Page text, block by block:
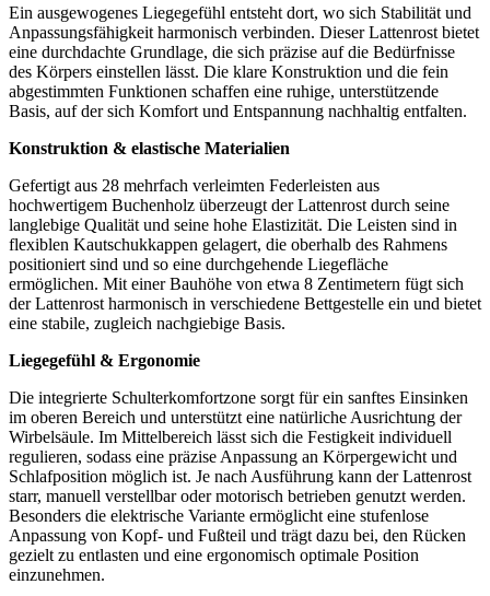
Ein ausgewogenes Liegegefühl entsteht dort, wo sich Stabilität und
Anpassungsfähigkeit harmonisch verbinden. Dieser Lattenrost bietet
eine durchdachte Grundlage, die sich präzise auf die Bedürfnisse
des Körpers einstellen lässt. Die klare Konstruktion und die fein
abgestimmten Funktionen schaffen eine ruhige, unterstützende
Basis, auf der sich Komfort und Entspannung nachhaltig entfalten.
Konstruktion & elastische Materialien
Gefertigt aus 28 mehrfach verleimten Federleisten aus
hochwertigem Buchenholz überzeugt der Lattenrost durch seine
langlebige Qualität und seine hohe Elastizität. Die Leisten sind in
flexiblen Kautschukkappen gelagert, die oberhalb des Rahmens
positioniert sind und so eine durchgehende Liegefläche
ermöglichen. Mit einer Bauhöhe von etwa 8 Zentimetern fügt sich
der Lattenrost harmonisch in verschiedene Bettgestelle ein und bietet
eine stabile, zugleich nachgiebige Basis.
Liegegefühl & Ergonomie
Die integrierte Schulterkomfortzone sorgt für ein sanftes Einsinken
im oberen Bereich und unterstützt eine natürliche Ausrichtung der
Wirbelsäule. Im Mittelbereich lässt sich die Festigkeit individuell
regulieren, sodass eine präzise Anpassung an Körpergewicht und
Schlafposition möglich ist. Je nach Ausführung kann der Lattenrost
starr, manuell verstellbar oder motorisch betrieben genutzt werden.
Besonders die elektrische Variante ermöglicht eine stufenlose
Anpassung von Kopf- und Fußteil und trägt dazu bei, den Rücken
gezielt zu entlasten und eine ergonomisch optimale Position
einzunehmen.